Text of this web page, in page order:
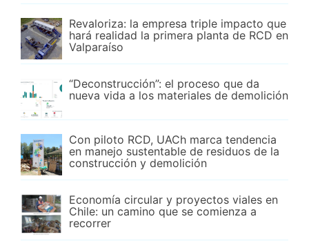
Revaloriza: la empresa triple impacto que
hará realidad la primera planta de RCD en
Valparaíso
“Deconstrucción”: el proceso que da
nueva vida a los materiales de demolición
Con piloto RCD, UACh marca tendencia
en manejo sustentable de residuos de la
construcción y demolición
Economía circular y proyectos viales en
Chile: un camino que se comienza a
recorrer